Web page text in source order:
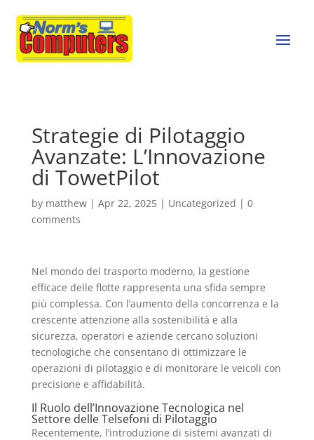
Strategie di Pilotaggio
Avanzate: L’Innovazione
di TowetPilot
by matthew| Apr 22, 2025| Uncategorized | 0
comments
Nel mondo del trasporto moderno, la gestione
efficace delle flotte rappresenta una sfida sempre
più complessa. Con l’aumento della concorrenza e la
crescente attenzione alla sostenibilità e alla
sicurezza, operatori e aziende cercano soluzioni
tecnologiche che consentano di ottimizzare le
operazioni di pilotaggio e di monitorare le veicoli con
precisione e affidabilità.
Il Ruolo dell’Innovazione Tecnologica nel
Settore delle Telsefoni di Pilotaggio
Recentemente, l’introduzione di sistemi avanzati di